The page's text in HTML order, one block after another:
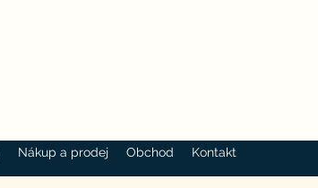
Nákup a prodej Obchod Kontakt